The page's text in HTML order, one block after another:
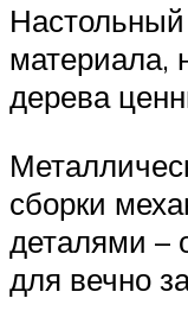
Настольный
материала,
дерева
сборки
деталями –
для вечно